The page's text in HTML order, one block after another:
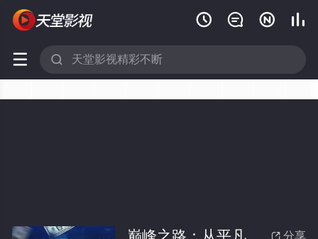
   
 
 分享